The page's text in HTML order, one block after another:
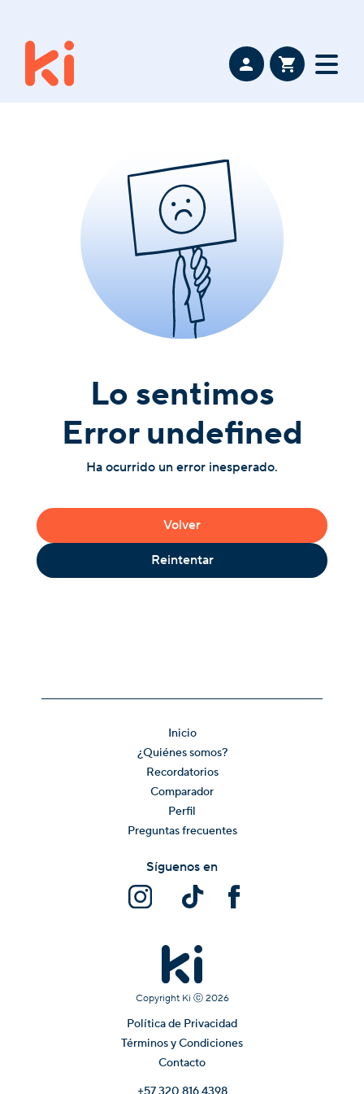
Lo sentimos
Error undefined
Ha ocurrido un error inesperado.
Volver
Reintentar
Inicio
¿Quiénes somos?
Recordatorios
Comparador
Perfil
Preguntas frecuentes
Copyright Ki ⓒ 2026
Política de Privacidad
Términos y Condiciones
Contacto
Síguenos en